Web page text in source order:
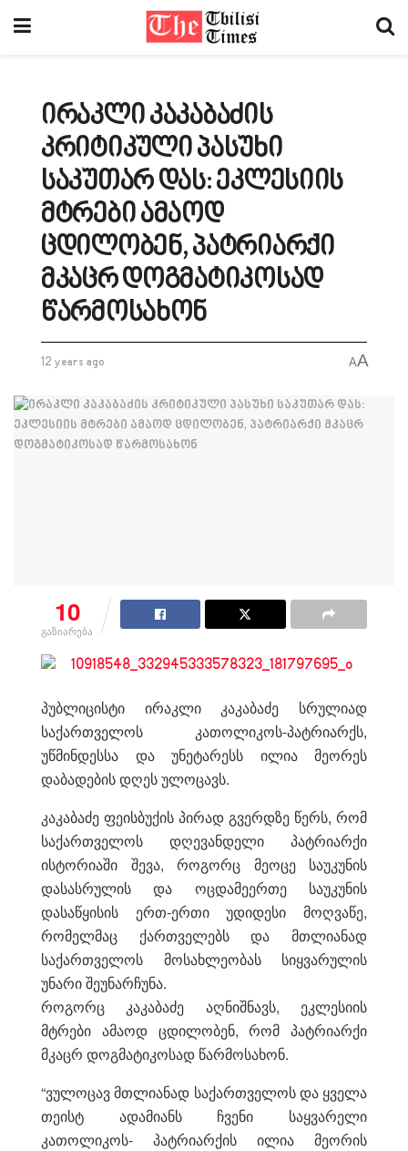
ირაკლი კაკაბაძის
კრიტიკული პასუხი
საკუთარ დას: ეკლესიის
მტრები ამაოდ
ცდილობენ, პატრიარქი
მკაცრ დოგმატიკოსად
წარმოსახონ
12 years ago AA
10
გაზიარება
პუბლიცისტი ირაკლი კაკაბაძე სრულიად
საქართველოს კათოლიკოს-პატრიარქს,
უწმინდესსა და უნეტარესს ილია მეორეს
დაბადების დღეს ულოცავს.
კაკაბაძე ფეისბუქის პირად გვერდზე წერს, რომ
საქართველოს დღევანდელი პატრიარქი
ისტორიაში შევა, როგორც მეოცე საუკუნის
დასასრულის და ოცდამეერთე საუკუნის
დასაწყისის ერთ-ერთი უდიდესი მოღვაწე,
რომელმაც ქართველებს და მთლიანად
საქართველოს მოსახლეობას სიყვარულის
უნარი შეუნარჩუნა.
როგორც კაკაბაძე აღნიშნავს, ეკლესიის
მტრები ამაოდ ცდილობენ, რომ პატრიარქი
მკაცრ დოგმატიკოსად წარმოსახონ.
“ვულოცავ მთლიანად საქართველოს და ყველა
თეისტ ადამიანს ჩვენი საყვარელი
კათოლიკოს- პატრიარქის ილია მეორის